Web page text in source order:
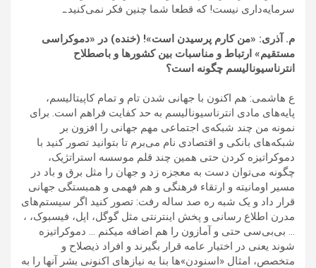
سرمایه‌داری نیست! که قطعا شما چنین فکر نمی‌کنید.ـ
م. آذری: «من کارم پرسیدن است»! (خنده) در «دموکراسی
مستقیم» ارتباط و مناسبات بین کشورها و باصطلاح
انترناسیونالیسم چگونه است؟
ع هاشمی: هم اکنون با جهانی شدن تام و تمام کاپیتالیسم،
پایه‌های مادی انترناسیونالیسم به حد کفایت فراهم است. برای
نمونه من چند شبکه‌ی اجتماعی مهم جهانی را افزون بر
شبکه‌های بانکی و اقتصادی نام می‌برم تا بتوانید تصور کنید با
دموکراتیزه کردن حتی همین چند قلم موسسه استراتژیک،
چگونه می‌توان دست به معجزه زد و جهان را مثل برق و باد در
مسیر اومانیته و ارتقاء فرهنگی و هم فهمی و همبستگی جهانی
قرار داد و یک شبه ره صد ساله رفت: تصور کنید اگر سیستم‌های
مدرن اطلاع رسانی و پخش اینترنتی مثل گوگل، اپل، فیسبوک، ،
… بی‌بی‌سی حتی و آمازون را هم اضافه میکنم … دموکراتیزه
شوند یعنی در اختیار عامه قرار بگیرند و افراد ذیصلاح و
متخصص، امثال «اسنودن»ها بنا به نیازهای اکنونی بشر آنها را به